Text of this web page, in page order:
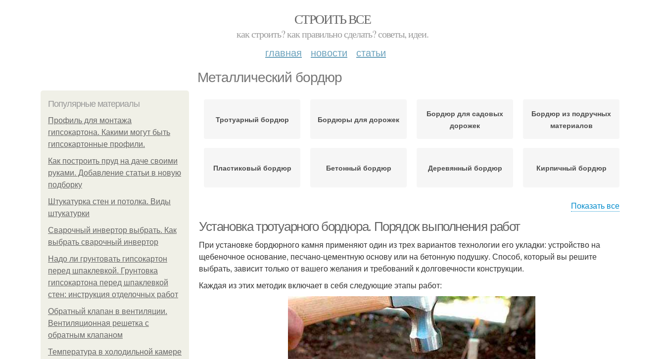
СТРОИТЬ ВСЕ
как строить? как правильно сделать? советы, идеи.
главная новости статьи
Металлический бордюр
Популярные материалы
Профиль для монтажа
гипсокартона. Какими могут быть
гипсокартонные профили.
Как построить пруд на даче своими
руками. Добавление статьи в новую
подборку
Штукатурка стен и потолка. Виды
штукатурки
Сварочный инвертор выбрать. Как
выбрать сварочный инвертор
Надо ли грунтовать гипсокартон
перед шпаклевкой. Грунтовка
гипсокартона перед шпаклевкой
стен: инструкция отделочных работ
Обратный клапан в вентиляции.
Вентиляционная решетка с
обратным клапаном
Температура в холодильной камере
Тротуарный бордюр Бордюры для дорожек
Бордюр для садовых
дорожек
Бордюр из подручных
материалов
Пластиковый бордюр Бетонный бордюр Деревянный бордюр Кирпичный бордюр
Показать все
Установка тротуарного бордюра. Порядок выполнения работ
При установке бордюрного камня применяют один из трех вариантов технологии его укладки: устройство на
щебеночное основание, песчано-цементную основу или на бетонную подушку. Способ, который вы решите
выбрать, зависит только от вашего желания и требований к долговечности конструкции.
Каждая из этих методик включает в себя следующие этапы работ: